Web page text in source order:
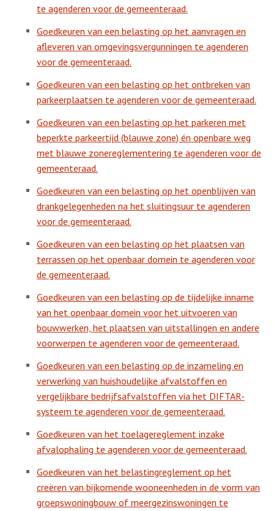
te agenderen voor de gemeenteraad.
Goedkeuren van een belasting op het aanvragen en
afleveren van omgevingsvergunningen te agenderen
voor de gemeenteraad.
Goedkeuren van een belasting op het ontbreken van
parkeerplaatsen te agenderen voor de gemeenteraad.
Goedkeuren van een belasting op het parkeren met
beperkte parkeertijd (blauwe zone) én openbare weg
met blauwe zonereglementering te agenderen voor de
gemeenteraad.
Goedkeuren van een belasting op het openblijven van
drankgelegenheden na het sluitingsuur te agenderen
voor de gemeenteraad.
Goedkeuren van een belasting op het plaatsen van
terrassen op het openbaar domein te agenderen voor
de gemeenteraad.
Goedkeuren van een belasting op de tijdelijke inname
van het openbaar domein voor het uitvoeren van
bouwwerken, het plaatsen van uitstallingen en andere
voorwerpen te agenderen voor de gemeenteraad.
Goedkeuren van een belasting op de inzameling en
verwerking van huishoudelijke afvalstoffen en
vergelijkbare bedrijfsafvalstoffen via het DIFTAR-
systeem te agenderen voor de gemeenteraad.
Goedkeuren van het toelagereglement inzake
afvalophaling te agenderen voor de gemeenteraad.
Goedkeuren van het belastingreglement op het
creëren van bijkomende wooneenheden in de vorm van
groepswoningbouw of meergezinswoningen te